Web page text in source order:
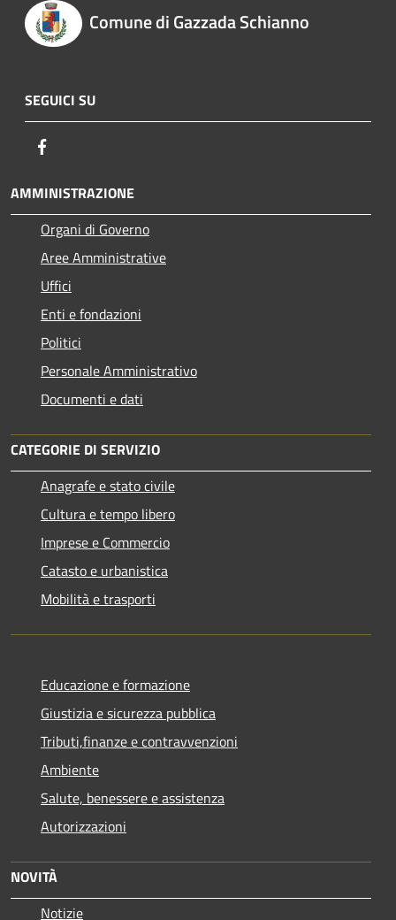
Comune di Gazzada Schianno
SEGUICI SU
AMMINISTRAZIONE
Organi di Governo
Aree Amministrative
Uffici
Enti e fondazioni
Politici
Personale Amministrativo
Documenti e dati
CATEGORIE DI SERVIZIO
Anagrafe e stato civile
Cultura e tempo libero
Imprese e Commercio
Catasto e urbanistica
Mobilità e trasporti
Educazione e formazione
Giustizia e sicurezza pubblica
Tributi,finanze e contravvenzioni
Ambiente
Salute, benessere e assistenza
Autorizzazioni
NOVITÀ
Notizie